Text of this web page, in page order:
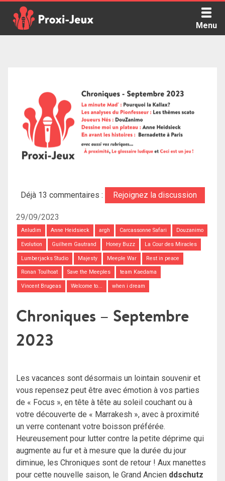
content
Menu
Déjà 13 commentaires : Rejoignez la discussion
29/09/2023
Anludim Anne Heidsieck argh Carcassonne Safari Douzanimo
Evolution Guilhem Gautrand Honey Buzz La Cour des Miracles
Lumberjacks Studio Majesty Meeple War Rest in peace
Ronan Toulhoat Save the Meeples team Kaedama
Vincent Brugeas Welcome to... when i dream
Chroniques – Septembre
2023
Les vacances sont désormais un lointain souvenir et
vous repensez peut être avec émotion à vos parties
de « Focus », en tête à tête au soleil couchant ou à
votre découverte de « Marrakesh », avec à proximité
un verre contenant votre boisson préférée.
Heureusement pour lutter contre la petite déprime qui
augmente au fur et à mesure que la durée du jour
diminue, les Chroniques sont de retour ! Aux manettes
pour cette nouvelle saison, le Grand Ancien ddschutz